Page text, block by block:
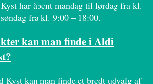
har åbent mandag til lørdag fra kl.
fra kl. 9:00 – 18:00.
kan man finde i Aldi
Kyst kan man finde et bredt udvalg af